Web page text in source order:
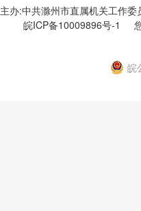
主办:中共滁州市直属机关工作
皖ICP备10009896号-1
您
皖